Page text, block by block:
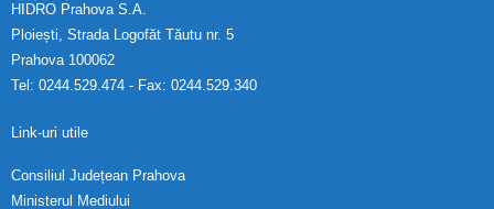
HIDRO Prahova S.A.
Ploiești, Strada Logofăt Tăutu nr. 5
Prahova 100062
Tel: 0244.529.474 - Fax: 0244.529.340
Link-uri utile
Consiliul Județean Prahova
Ministerul Mediului